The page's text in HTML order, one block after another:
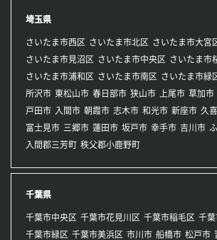
埼玉県
さいたま市西区 さいたま市北区
さいたま市大宮
さいたま市見沼区
さいたま市中央区
さいたま市
さいたま市浦和区
さいたま市南区 さいたま市緑
所沢市 東松山市 春日部市 狭山市 上尾市 草加市
戸田市 入間市 朝霞市 志木市 和光市 新座市 久
富士見市 三郷市 蓮田市 坂戸市 幸手市 吉川市
入間郡三芳町 秩父郡小鹿野町
千葉県
千葉市中央区 千葉市花見川区 千葉市稲毛区 千葉
千葉市緑区 千葉市美浜区 市川市 船橋市 松戸市